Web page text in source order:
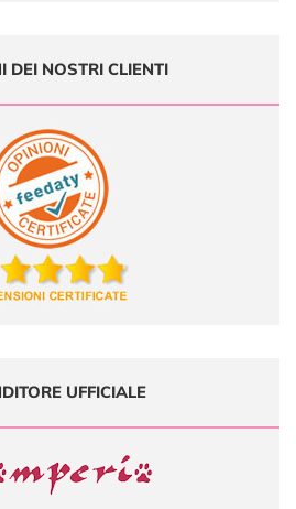
DEI NOSTRI CLIENTI
UFFICIALE